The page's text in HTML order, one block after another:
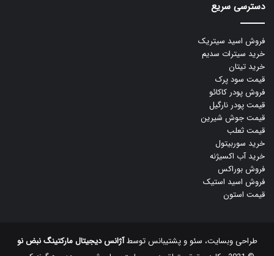
دسترسی سریع
فروش اسید سیتریک
خرید سیترات سدیم
خرید تیتان
قیمت سود پرک
فروش پودر کاکائو
قیمت پودر نارگیل
قیمت جوش شیرین
قیمت ثعلب
خرید سوربیتول
خرید آب اکسیژنه
فروش بوراکس
فروش اسید استیک
قیمت استون
طراحی وبسایت، سئو و پشتیبانس توسطآژانس دیجیتال مارکتینگ نبض نو